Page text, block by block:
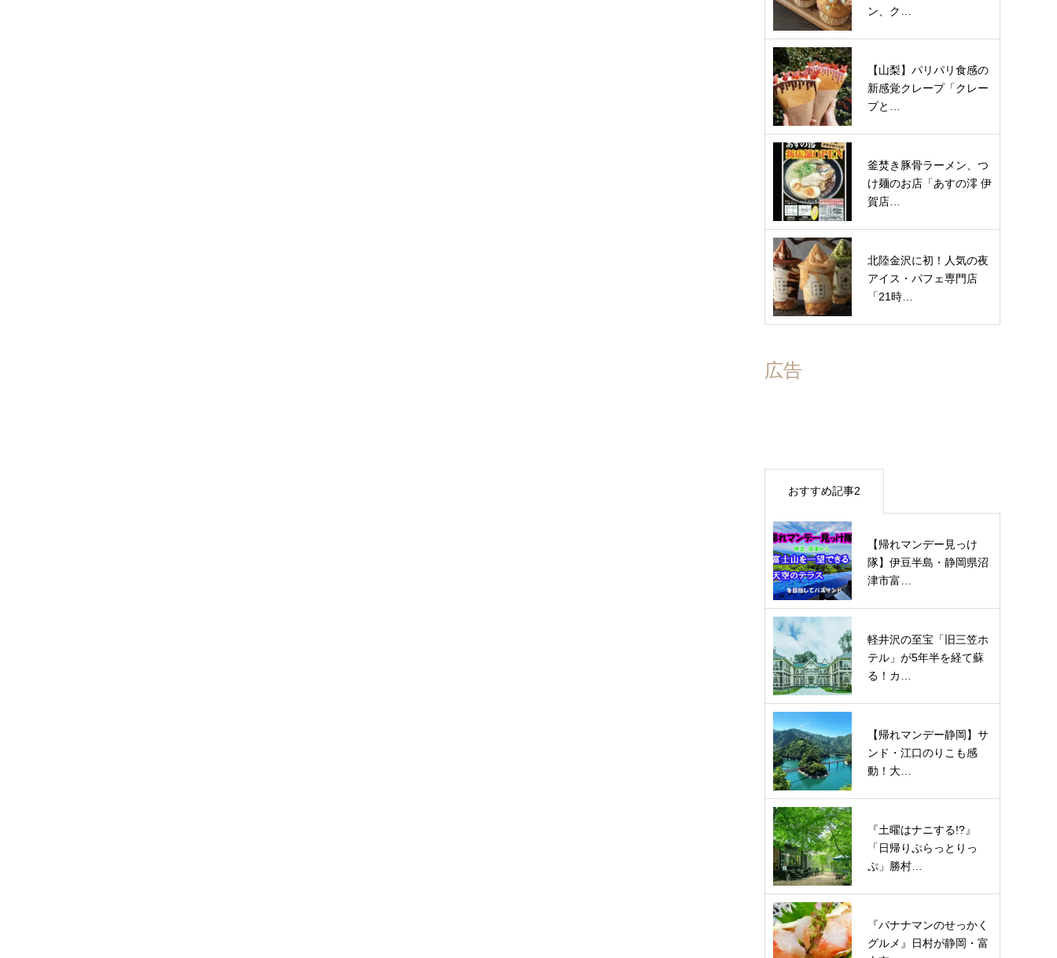
ン、ク…
【山梨】パリパリ食感の
新感覚クレープ「クレー
プと…
釜焚き豚骨ラーメン、つ
け麺のお店「あすの澪 伊
賀店…
北陸金沢に初！人気の夜
アイス・パフェ専門店
「21時…
広告
おすすめ記事2
【帰れマンデー見っけ
隊】伊豆半島・静岡県沼
津市富…
軽井沢の至宝「旧三笠ホ
テル」が5年半を経て蘇
る！カ…
【帰れマンデー静岡】サ
ンド・江口のりこも感
動！大…
『土曜はナニする!?』
「日帰りぷらっとりっ
ぷ」勝村…
『バナナマンのせっかく
グルメ』日村が静岡・富